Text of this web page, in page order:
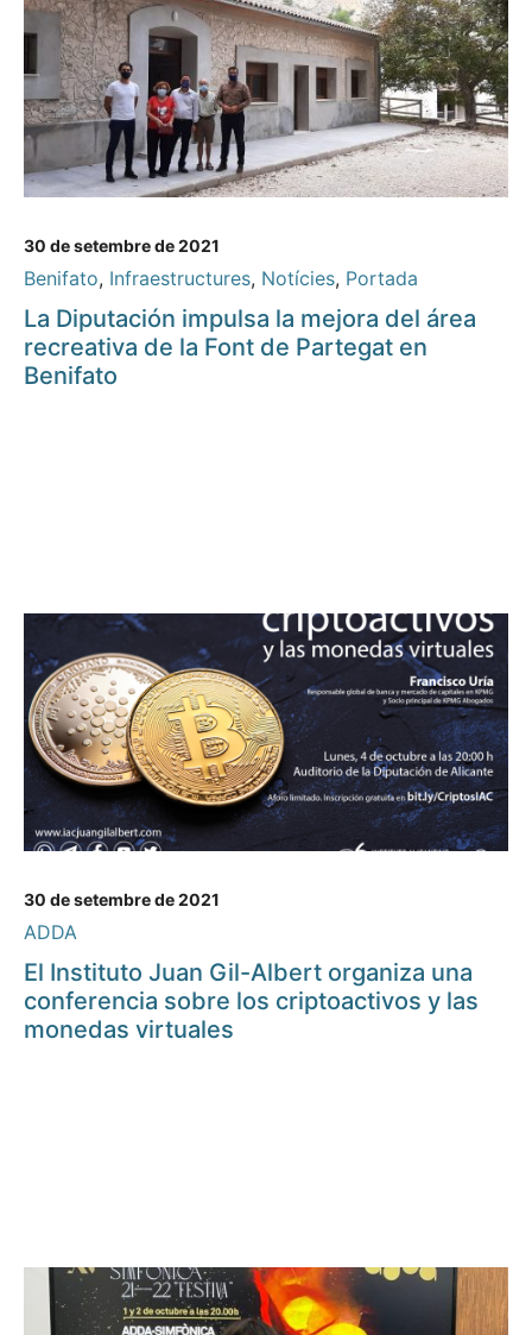
30 de setembre de 2021
Benifato, Infraestructures, Notícies, Portada
La Diputación impulsa la mejora del área
recreativa de la Font de Partegat en
Benifato
30 de setembre de 2021
ADDA
El Instituto Juan Gil-Albert organiza una
conferencia sobre los criptoactivos y las
monedas virtuales